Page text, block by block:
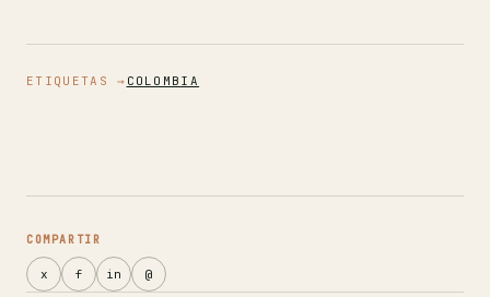
ETIQUETAS → COLOMBIA
COMPARTIR
x f in @